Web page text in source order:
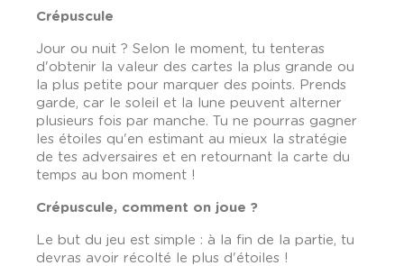
Crépuscule
Jour ou nuit ? Selon le moment, tu tenteras
d'obtenir la valeur des cartes la plus grande ou
la plus petite pour marquer des points. Prends
garde, car le soleil et la lune peuvent alterner
plusieurs fois par manche. Tu ne pourras gagner
les étoiles qu'en estimant au mieux la stratégie
de tes adversaires et en retournant la carte du
temps au bon moment !
Crépuscule, comment on joue ?
Le but du jeu est simple : à la fin de la partie, tu
devras avoir récolté le plus d'étoiles !